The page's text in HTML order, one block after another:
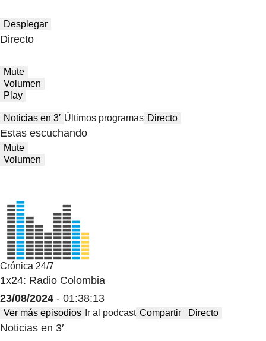
Desplegar
Directo
Mute
Volumen
Play
Noticias en 3′ Últimos programas Directo
Estas escuchando
Mute
Volumen
Crónica 24/7
1x24: Radio Colombia
23/08/2024 - 01:38:13
Ver más episodios Ir al podcast Compartir Directo
Noticias en 3′